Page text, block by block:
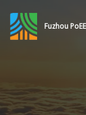
Fuzhou